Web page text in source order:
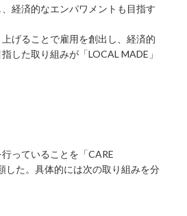
経済的なエンパワメントも目指す
げることで雇用を創出し、経済的
した取り組みが「LOCAL MADE」
っていることを「CARE
した。具体的には次の取り組みを分